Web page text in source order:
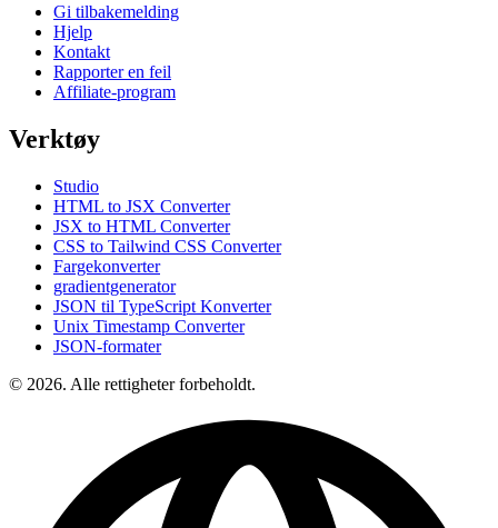
Gi tilbakemelding
Hjelp
Kontakt
Rapporter en feil
Affiliate-program
Verktøy
Studio
HTML to JSX Converter
JSX to HTML Converter
CSS to Tailwind CSS Converter
Fargekonverter
gradientgenerator
JSON til TypeScript Konverter
Unix Timestamp Converter
JSON-formater
© 2026. Alle rettigheter forbeholdt.